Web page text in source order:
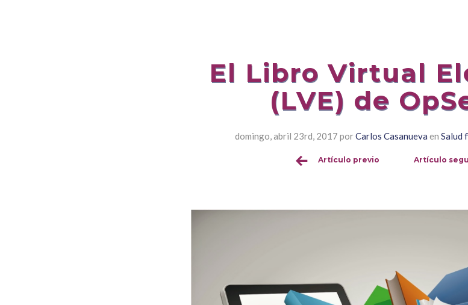
El Libro Virtual
(LVE) de
domingo, abril 23rd, 2017 porCarlos Casanueva en Salud
Sigue
Artículo previo Artículo